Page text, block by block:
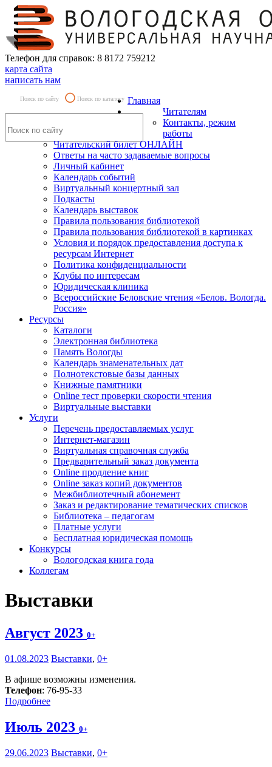
Телефон для справок: 8 8172 759212
карта сайта
написать нам
Поиск по сайту Поиск по каталогу Главная
Читателям
Контакты, режим
работы
Читательский билет ОНЛАЙН
Ответы на часто задаваемые вопросы
Личный кабинет
Календарь событий
Виртуальный концертный зал
Подкасты
Календарь выставок
Правила пользования библиотекой
Правила пользования библиотекой в картинках
Условия и порядок предоставления доступа к
ресурсам Интернет
Политика конфиденциальности
Клубы по интересам
Юридическая клиника
Всероссийские Беловские чтения «Белов. Вологда.
Россия»
Ресурсы
Каталоги
Электронная библиотека
Память Вологды
Календарь знаменательных дат
Полнотекстовые базы данных
Книжные памятники
Online тест проверки скорости чтения
Виртуальные выставки
Услуги
Перечень предоставляемых услуг
Интернет-магазин
Виртуальная справочная служба
Предварительный заказ документа
Online продление книг
Online заказ копий документов
Межбиблиотечный абонемент
Заказ и редактирование тематических списков
Библиотека – педагогам
Платные услуги
Бесплатная юридическая помощь
Конкурсы
Вологодская книга года
Коллегам
Выставки
Август 2023 0+
01.08.2023 Выставки, 0+
В афише возможны изменения.
Телефон: 76-95-33
Подробнее
Июль 2023 0+
29.06.2023 Выставки, 0+